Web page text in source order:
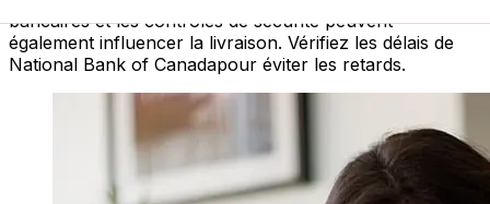
bancaires et les contrôles de sécurité peuvent
également influencer la livraison. Vérifiez les délais de
National Bank of Canadapour éviter les retards.